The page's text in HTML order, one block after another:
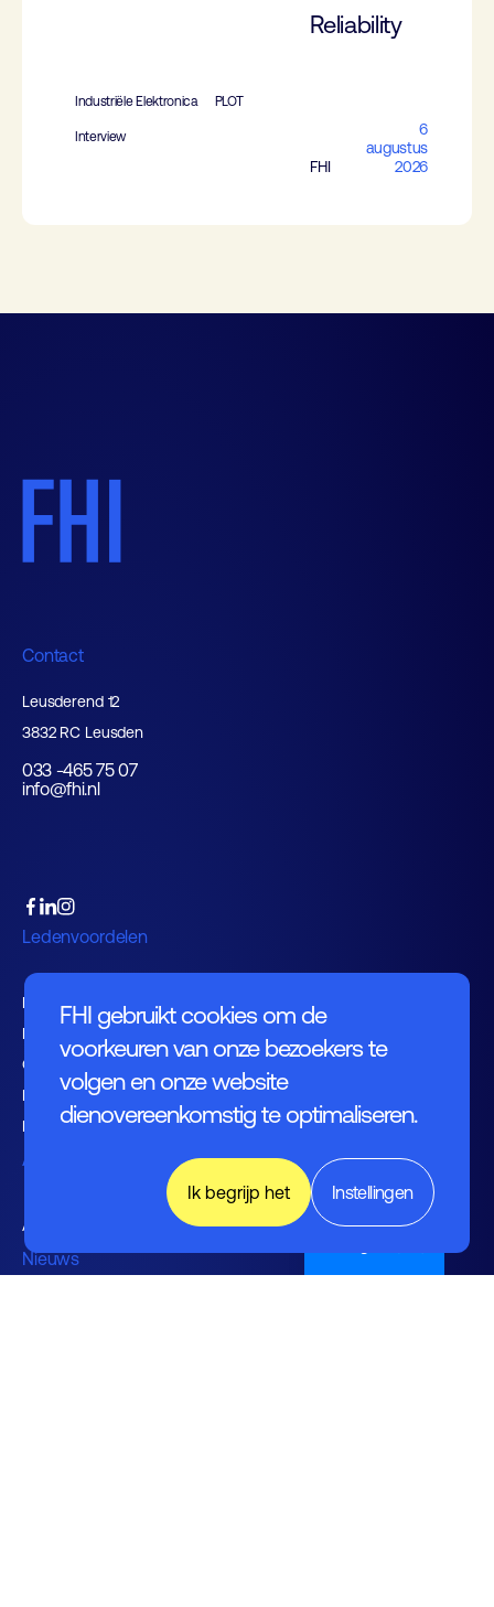
FHI gebruikt cookies om de
voorkeuren van onze bezoekers te
volgen en onze website
dienovereenkomstig te optimaliseren.
Instellingen
Ik begrijp het
Reliability
Industriële Elektronica PLOT
Interview
FHI
6
augustus
2026
Contact
Leusderend 12
3832 RC Leusden
033 -465 75 07
info@fhi.nl
Ledenvoordelen
Lid worden
Ledenlijst
Ondersteunende diensten
Belangenbehartiging
Expertisegroepen
Activiteiten
Agenda
Nieuws